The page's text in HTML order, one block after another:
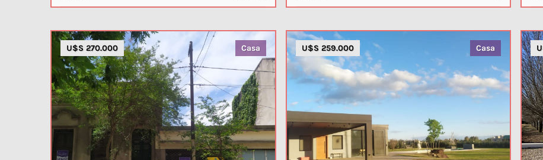
U$S 270.000 Casa U$S 259.000 Casa